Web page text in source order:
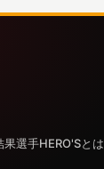
果選手HERO'Sとは